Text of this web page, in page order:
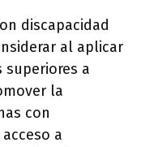
discapacidad
al aplicar
superiores a
la
con
a